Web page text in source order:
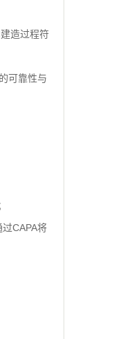
造过程符
可靠性与
CAPA将